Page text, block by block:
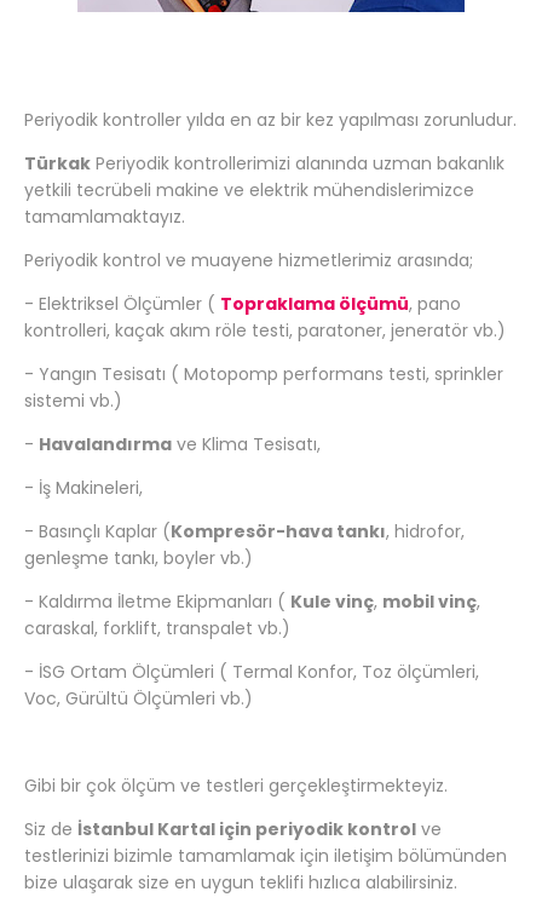
Periyodik kontroller yılda en az bir kez yapılması zorunludur.
Türkak Periyodik kontrollerimizi alanında uzman bakanlık
yetkili tecrübeli makine ve elektrik mühendislerimizce
tamamlamaktayız.
Periyodik kontrol ve muayene hizmetlerimiz arasında;
- Elektriksel Ölçümler ( Topraklama ölçümü, pano
kontrolleri, kaçak akım röle testi, paratoner, jeneratör vb.)
- Yangın Tesisatı ( Motopomp performans testi, sprinkler
sistemi vb.)
- Havalandırma ve Klima Tesisatı,
- İş Makineleri,
- Basınçlı Kaplar (Kompresör-hava tankı, hidrofor,
genleşme tankı, boyler vb.)
- Kaldırma İletme Ekipmanları ( Kule vinç, mobil vinç,
caraskal, forklift, transpalet vb.)
- İSG Ortam Ölçümleri ( Termal Konfor, Toz ölçümleri,
Voc, Gürültü Ölçümleri vb.)
Gibi bir çok ölçüm ve testleri gerçekleştirmekteyiz.
Siz de İstanbul Kartal için periyodik kontrol ve
testlerinizi bizimle tamamlamak için iletişim bölümünden
bize ulaşarak size en uygun teklifi hızlıca alabilirsiniz.